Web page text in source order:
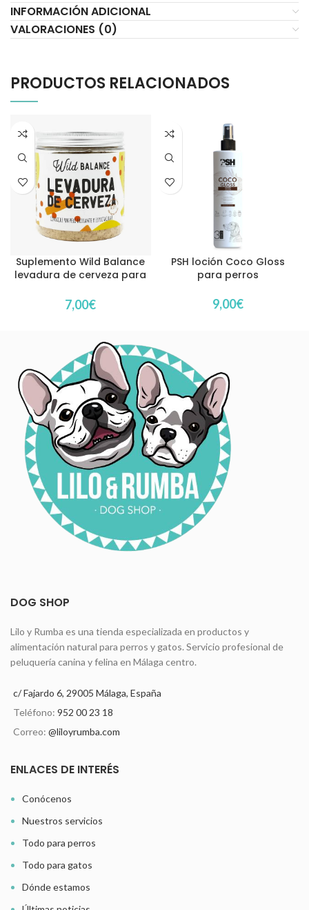
INFORMACIÓN ADICIONAL
VALORACIONES (0)
PRODUCTOS RELACIONADOS
Suplemento Wild Balance
levadura de cerveza para
7,00€
PSH loción Coco Gloss
para perros
9,00€
DOG SHOP
Lilo y Rumba es una tienda especializada en productos y
alimentación natural para perros y gatos. Servicio profesional de
peluquería canina y felina en Málaga centro.
c/ Fajardo 6, 29005 Málaga, España
Teléfono: 952 00 23 18
Correo: @liloyrumba.com
ENLACES DE INTERÉS
Conócenos
Nuestros servicios
Todo para perros
Todo para gatos
Dónde estamos